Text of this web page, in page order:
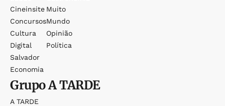
Cineinsite
Concursos
Cultura
Digital
Salvador
Economia
Muito
Mundo
Opinião
Política
GrupoA TARDE
A TARDE